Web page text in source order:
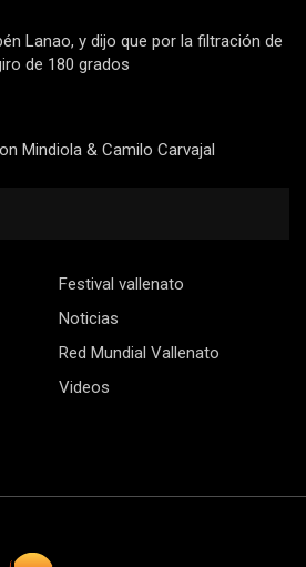
Lanao, y dijo que por la filtración de
de 180 grados
Mindiola & Camilo Carvajal
Festival vallenato
Noticias
Red Mundial Vallenato
Videos